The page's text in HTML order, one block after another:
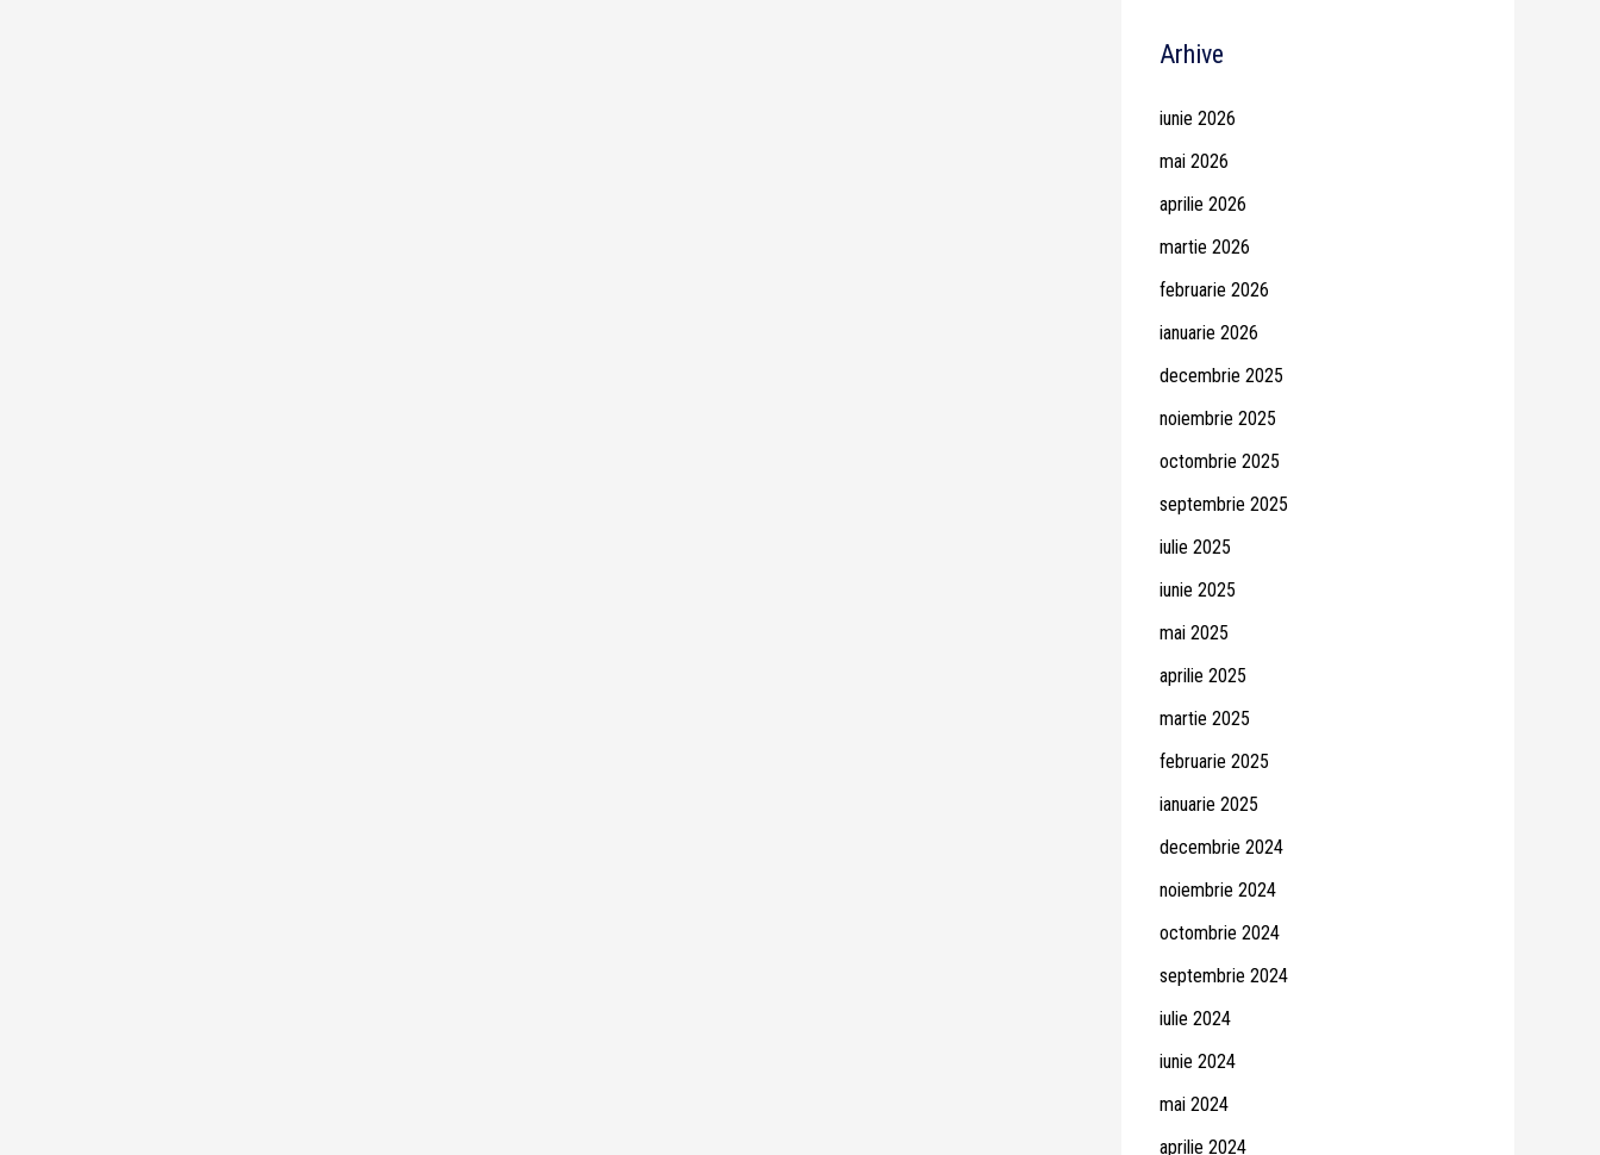
Arhive
iunie 2026
mai 2026
aprilie 2026
martie 2026
februarie 2026
ianuarie 2026
decembrie 2025
noiembrie 2025
octombrie 2025
septembrie 2025
iulie 2025
iunie 2025
mai 2025
aprilie 2025
martie 2025
februarie 2025
ianuarie 2025
decembrie 2024
noiembrie 2024
octombrie 2024
septembrie 2024
iulie 2024
iunie 2024
mai 2024
aprilie 2024